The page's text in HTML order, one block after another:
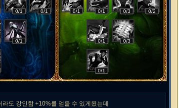
0/1 0/1
0/1
0/1 0/1 0/3 0/2
0/1 0/3
0/1
도 강인함 +10%를 얻을 수 있게됬는데